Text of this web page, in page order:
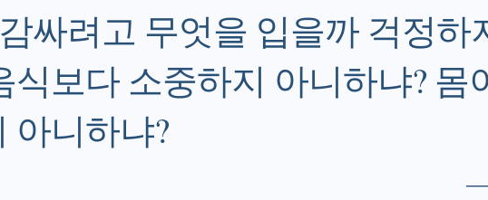
싸려고 무엇을 입을까 걱정하
식보다 소중하지 아니하냐? 몸
아니하냐?